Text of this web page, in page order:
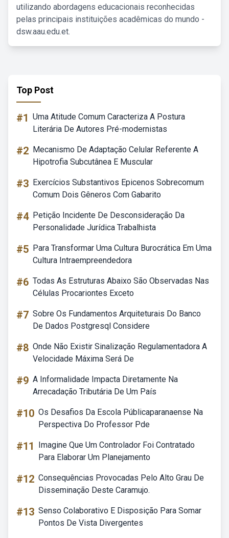
utilizando abordagens educacionais reconhecidas
pelas principais instituições acadêmicas do mundo -
dsw.aau.edu.et.
Top Post
#1 Uma Atitude Comum Caracteriza A Postura
Literária De Autores Pré-modernistas
#2 Mecanismo De Adaptação Celular Referente A
Hipotrofia Subcutânea E Muscular
#3 Exercícios Substantivos Epicenos Sobrecomum
Comum Dois Gêneros Com Gabarito
#4 Petição Incidente De Desconsideração Da
Personalidade Jurídica Trabalhista
#5 Para Transformar Uma Cultura Burocrática Em Uma
Cultura Intraempreendedora
#6 Todas As Estruturas Abaixo São Observadas Nas
Células Procariontes Exceto
#7 Sobre Os Fundamentos Arquiteturais Do Banco
De Dados Postgresql Considere
#8 Onde Não Existir Sinalização Regulamentadora A
Velocidade Máxima Será De
#9 A Informalidade Impacta Diretamente Na
Arrecadação Tributária De Um País
#10 Os Desafios Da Escola Públicaparanaense Na
Perspectiva Do Professor Pde
#11
Imagine Que Um Controlador Foi Contratado
Para Elaborar Um Planejamento
#12 Consequências Provocadas Pelo Alto Grau De
Disseminação Deste Caramujo.
#13 Senso Colaborativo E Disposição Para Somar
Pontos De Vista Divergentes